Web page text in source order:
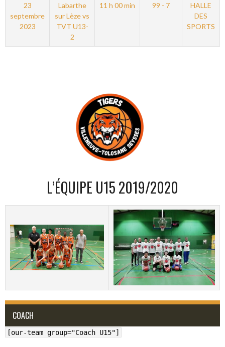
23
septembre
2023
Labarthe
sur Lèze vs
TVT U13-
2
11 h 00 min 99 - 7
HALLE
DES
SPORTS
L’ÉQUIPE U15 2019/2020
COACH
[our-team group="Coach U15"]